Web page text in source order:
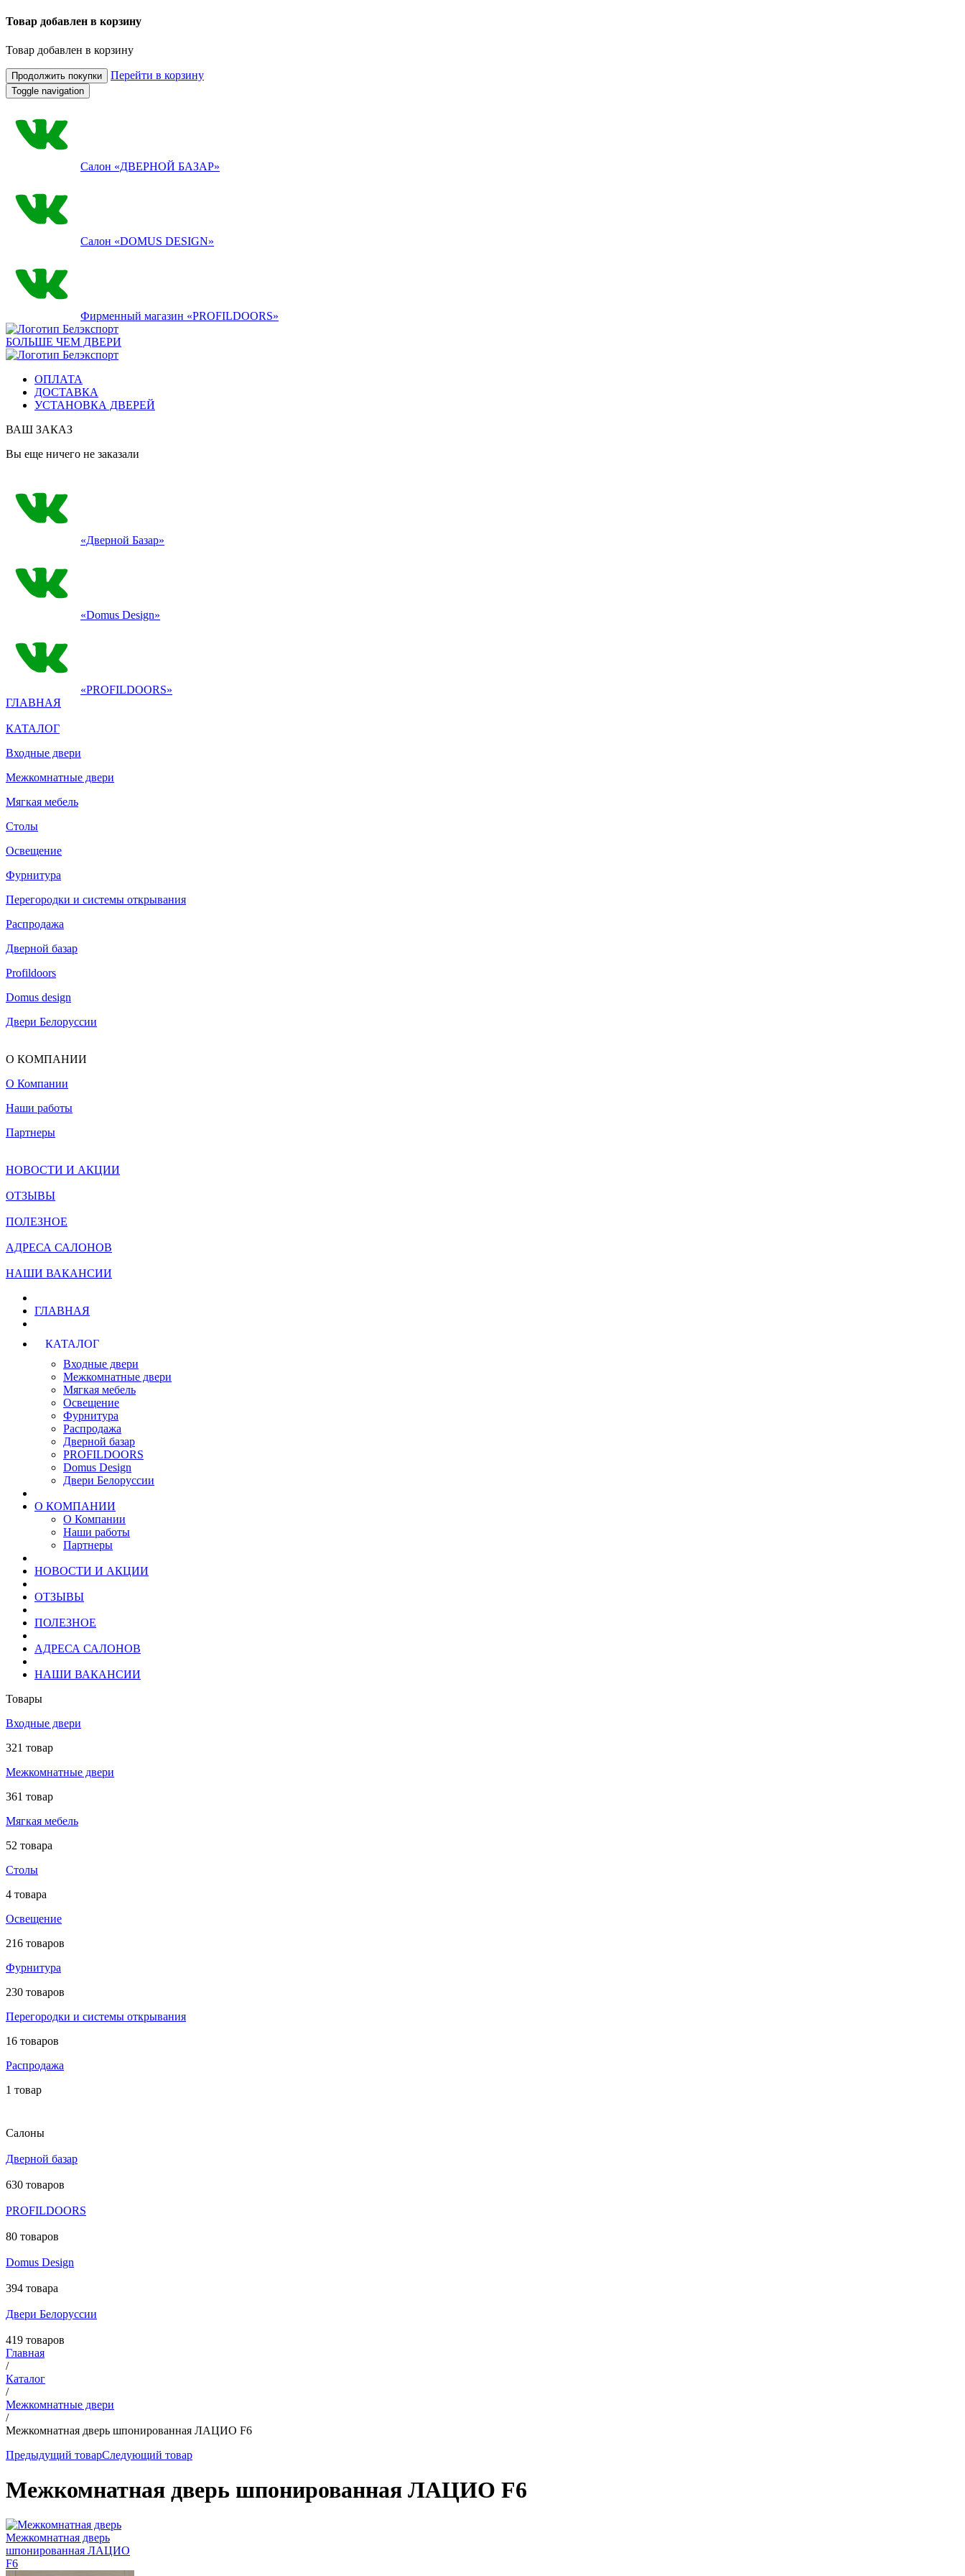
Товар добавлен в корзину
Товар добавлен в корзину
Продолжить покупки Перейти в корзину
Toggle navigation
Салон «ДВЕРНОЙ БАЗАР»
Салон «DOMUS DESIGN»
Фирменный магазин «PROFILDOORS»
БОЛЬШЕ ЧЕМ ДВЕРИ
ОПЛАТА
ДОСТАВКА
УСТАНОВКА ДВЕРЕЙ
ВАШ ЗАКАЗ
Вы еще ничего не заказали
«Дверной Базар»
«Domus Design»
«PROFILDOORS»
ГЛАВНАЯ
КАТАЛОГ
Входные двери
Межкомнатные двери
Мягкая мебель
Столы
Освещение
Фурнитура
Перегородки и системы открывания
Распродажа
Дверной базар
Profildoors
Domus design
Двери Белоруссии
О КОМПАНИИ
О Компании
Наши работы
Партнеры
НОВОСТИ И АКЦИИ
ОТЗЫВЫ
ПОЛЕЗНОЕ
АДРЕСА САЛОНОВ
НАШИ ВАКАНСИИ
ГЛАВНАЯ
КАТАЛОГ
Входные двери
Межкомнатные двери
Мягкая мебель
Освещение
Фурнитура
Распродажа
Дверной базар
PROFILDOORS
Domus Design
Двери Белоруссии
О КОМПАНИИ
О Компании
Наши работы
Партнеры
НОВОСТИ И АКЦИИ
ОТЗЫВЫ
ПОЛЕЗНОЕ
АДРЕСА САЛОНОВ
НАШИ ВАКАНСИИ
Товары
Входные двери
321 товар
Межкомнатные двери
361 товар
Мягкая мебель
52 товара
Столы
4 товара
Освещение
216 товаров
Фурнитура
230 товаров
Перегородки и системы открывания
16 товаров
Распродажа
1 товар
Салоны
Дверной базар
630 товаров
PROFILDOORS
80 товаров
Domus Design
394 товара
Двери Белоруссии
419 товаров
Главная
/
Каталог
/
Межкомнатные двери
/
Межкомнатная дверь шпонированная ЛАЦИО F6
Предыдущий товарСледующий товар
Межкомнатная дверь шпонированная ЛАЦИО F6